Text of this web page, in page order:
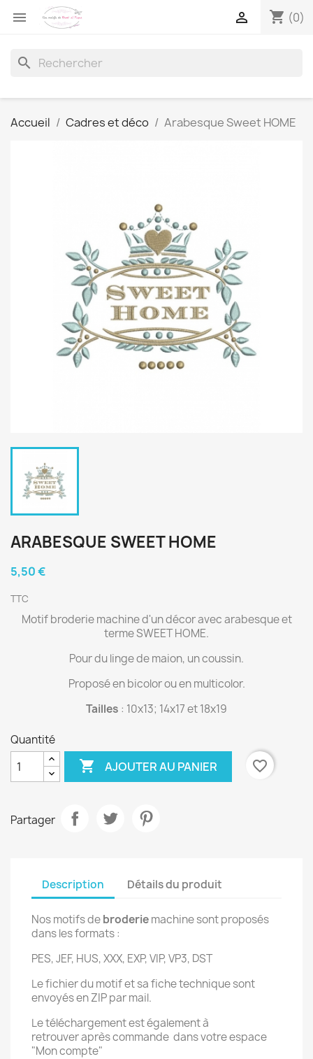
 shopping_cart (0)

search
Accueil Cadres et déco Arabesque Sweet HOME
ARABESQUE SWEET HOME
5,50 €
TTC
Motif broderie machine d'un décor avec arabesque et
terme SWEET HOME.
Pour du linge de maion, un coussin.
Proposé en bicolor ou en multicolor.
Tailles : 10x13; 14x17 et 18x19
Quantité
 AJOUTER AU PANIER favorite_border
Partager
Description Détails du produit
Nos motifs debroderiemachine sont proposés
dans les formats :
PES, JEF, HUS, XXX, EXP, VIP, VP3, DST
Le fichier du motif et sa fiche technique sont
envoyés en ZIP par mail.
Le téléchargement est également à
retrouver après commande dans votre espace
"Mon compte"